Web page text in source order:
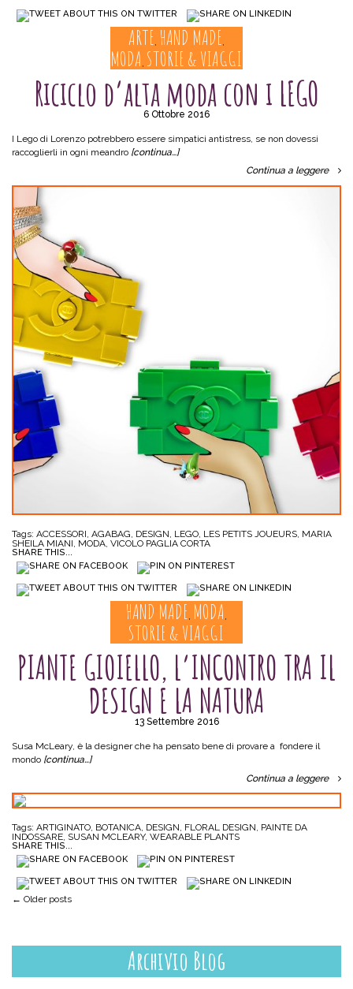
ARTE , HAND MADE ,
MODA , STORIE & VIAGGI
Riciclo d’alta moda con i LEGO
6 Ottobre 2016
I Lego di Lorenzo potrebbero essere simpatici antistress, se non dovessi
raccoglierli in ogni meandro [continua…]
Continua a leggere
Tags: ACCESSORI, AGABAG, DESIGN, LEGO, LES PETITS JOUEURS, MARIA
SHEILA MIANI, MODA, VICOLO PAGLIA CORTA
SHARE THIS...
HAND MADE , MODA ,
STORIE & VIAGGI
PIANTE GIOIELLO, L’INCONTRO TRA IL
DESIGN E LA NATURA
13 Settembre 2016
Susa McLeary, è la designer che ha pensato bene di provare a fondere il
mondo [continua…]
Continua a leggere
Tags: ARTIGINATO, BOTANICA, DESIGN, FLORAL DESIGN, PAINTE DA
INDOSSARE, SUSAN MCLEARY, WEARABLE PLANTS
SHARE THIS...
Post navigation
← Older posts
Archivio Blog